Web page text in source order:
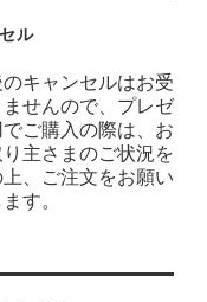
ル
キャンセルはお受
ませんので、プレゼ
でご購入の際は、お
主さまのご状況を
、ご注文をお願い
す。